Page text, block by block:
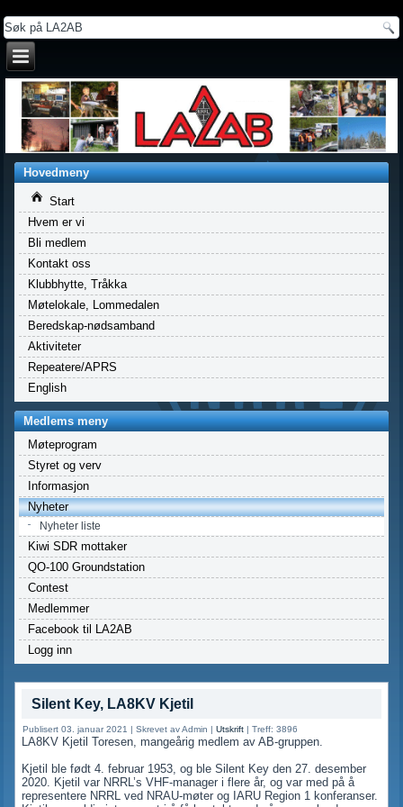
Hovedmeny
Start
Hvem er vi
Bli medlem
Kontakt oss
Klubbhytte, Tråkka
Møtelokale, Lommedalen
Beredskap-nødsamband
Aktiviteter
Repeatere/APRS
English
Medlems meny
Møteprogram
Styret og verv
Informasjon
Nyheter
Nyheter liste
Kiwi SDR mottaker
QO-100 Groundstation
Contest
Medlemmer
Facebook til LA2AB
Logg inn
Silent Key, LA8KV Kjetil
Publisert 03. januar 2021 |Skrevet av Admin |Utskrift |Treff: 3896
LA8KV Kjetil Toresen, mangeårig medlem av AB-gruppen.
Kjetil ble født 4. februar 1953, og ble Silent Key den 27. desember
2020. Kjetil var NRRL’s VHF-manager i flere år, og var med på å
representere NRRL ved NRAU-møter og IARU Region 1 konferanser.